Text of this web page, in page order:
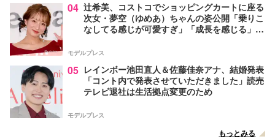
04 辻希美、コストコでショッピングカートに座る
次女・夢空（ゆめあ）ちゃんの姿公開「乗りこ
なしてる感じが可愛すぎ」「成長を感じる」の
モデルプレス
05 レインボー池田直人＆佐藤佳奈アナ、結婚発表
「コント内で発表させていただきました」読売
テレビ退社は生活拠点変更のため
モデルプレス
もっとみる